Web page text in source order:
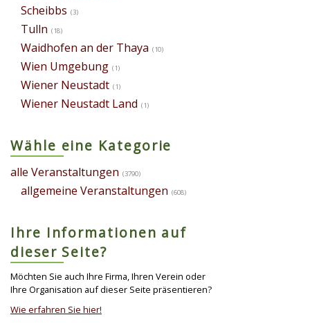
Scheibbs (3)
Tulln (18)
Waidhofen an der Thaya (10)
Wien Umgebung (1)
Wiener Neustadt (1)
Wiener Neustadt Land (1)
Wähle eine Kategorie
alle Veranstaltungen (3790)
allgemeine Veranstaltungen (608)
Ihre Informationen auf
dieser Seite?
Möchten Sie auch Ihre Firma, Ihren Verein oder
Ihre Organisation auf dieser Seite präsentieren?
Wie erfahren Sie hier!